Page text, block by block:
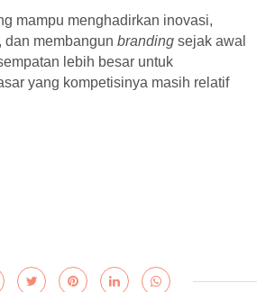
mampu menghadirkan inovasi,
dan membangun branding sejak awal
lebih besar untuk
yang kompetisinya masih relatif